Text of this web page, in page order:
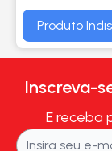
Produto
Inscreva-
E receba